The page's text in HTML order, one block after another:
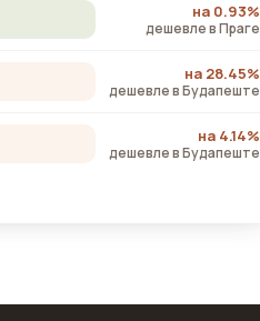
на 0.93%
дешевле в Праге
на 28.45%
дешевле в Будапеште
на 4.14%
дешевле в Будапеште